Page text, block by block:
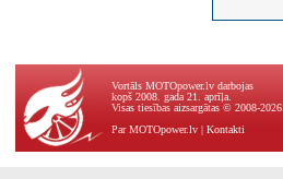
Vortāls MOTOpower.lv darbojas
kopš 2008. gada 21. aprīļa.
Visas tiesības aizsargātas © 2008-2026.
Par MOTOpower.lv | Kontakti